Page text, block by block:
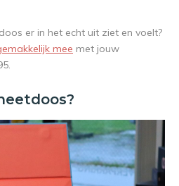
er in het echt uit ziet en voelt?
mee met jouw